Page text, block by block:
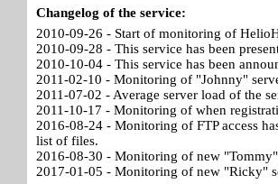
Changelog of the service:
2010-09-26 - Start of monitoring of
2010-09-28 - This service has been
2010-10-04 - This service has been
2011-02-10 - Monitoring of "Johnny"
2011-07-02 - Average server load of the
2011-10-17 - Monitoring of when
2016-08-24 - Monitoring of FTP access
list of files.
2016-08-30 - Monitoring of new
2017-01-05 - Monitoring of new "Ricky"